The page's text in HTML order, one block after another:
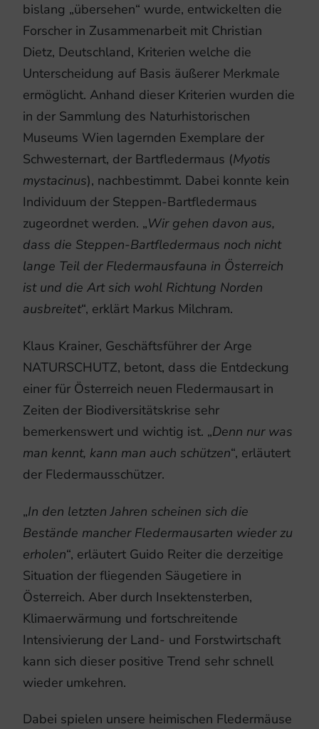
bislang „übersehen“ wurde, entwickelten die
Forscher in Zusammenarbeit mit Christian
Dietz, Deutschland, Kriterien welche die
Unterscheidung auf Basis äußerer Merkmale
ermöglicht. Anhand dieser Kriterien wurden die
in der Sammlung des Naturhistorischen
Museums Wien lagernden Exemplare der
Schwesternart, der Bartfledermaus (Myotis
mystacinus), nachbestimmt. Dabei konnte kein
Individuum der Steppen-Bartfledermaus
zugeordnet werden. „Wir gehen davon aus,
dass die Steppen-Bartfledermaus noch nicht
lange Teil der Fledermausfauna in Österreich
ist und die Art sich wohl Richtung Norden
ausbreitet“, erklärt Markus Milchram.
Klaus Krainer, Geschäftsführer der Arge
NATURSCHUTZ, betont, dass die Entdeckung
einer für Österreich neuen Fledermausart in
Zeiten der Biodiversitätskrise sehr
bemerkenswert und wichtig ist. „Denn nur was
man kennt, kann man auch schützen“, erläutert
der Fledermausschützer.
„In den letzten Jahren scheinen sich die
Bestände mancher Fledermausarten wieder zu
erholen“, erläutert Guido Reiter die derzeitige
Situation der fliegenden Säugetiere in
Österreich. Aber durch Insektensterben,
Klimaerwärmung und fortschreitende
Intensivierung der Land- und Forstwirtschaft
kann sich dieser positive Trend sehr schnell
wieder umkehren.
Dabei spielen unsere heimischen Fledermäuse